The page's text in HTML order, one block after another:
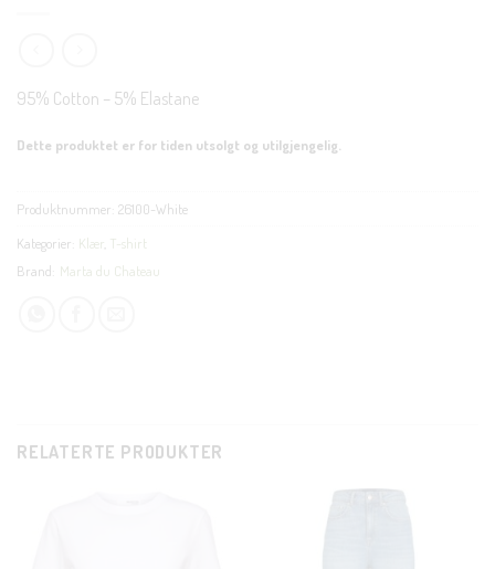
95% Cotton – 5% Elastane
Dette produktet er for tiden utsolgt og utilgjengelig.
Produktnummer: 26100-White
Kategorier: Klær T-shirt
Brand: Marta du Chateau
RELATERTE PRODUKTER